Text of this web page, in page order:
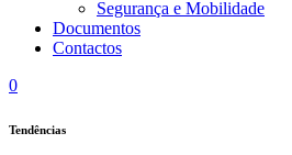
Segurança e Mobilidade
Documentos
Contactos
0
Tendências